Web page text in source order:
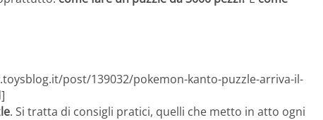
post/139032/pokemon-kanto-puzzle-arriva-il-
. Si tratta di consigli pratici, quelli che metto in atto ogni